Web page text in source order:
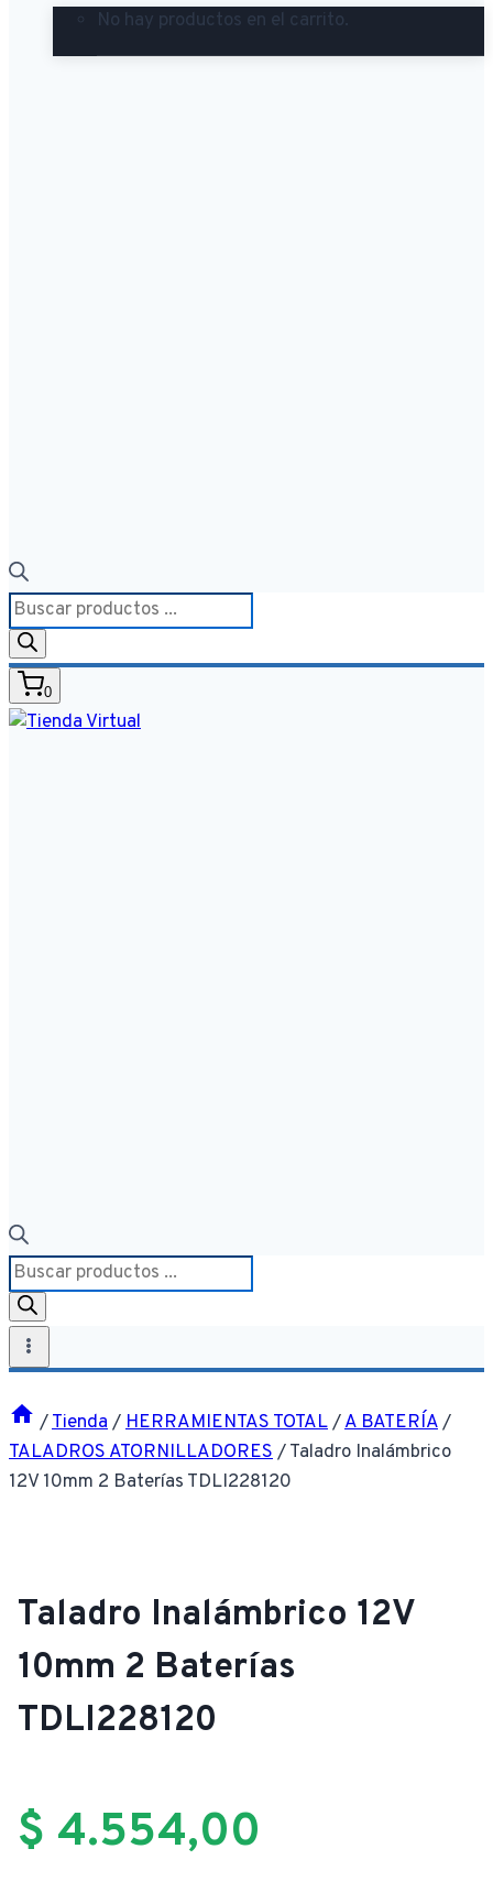
No hay productos en el carrito.
Búsqueda
de
productos
0
Búsqueda
de
productos
/Tienda/HERRAMIENTAS TOTAL/A BATERÍA/
TALADROS ATORNILLADORES/Taladro Inalámbrico
12V 10mm 2 Baterías TDLI228120
Taladro Inalámbrico 12V
10mm 2 Baterías
TDLI228120
$ 4.554,00